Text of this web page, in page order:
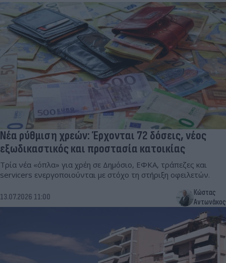
Νέα ρύθμιση χρεών: Έρχονται 72 δόσεις, νέος
εξωδικαστικός και προστασία κατοικίας
Τρία νέα «όπλα» για χρέη σε Δημόσιο, ΕΦΚΑ, τράπεζες και
servicers ενεργοποιούνται με στόχο τη στήριξη οφειλετών.
13.07.2026 11:00
Κώστας
Αντωνάκος